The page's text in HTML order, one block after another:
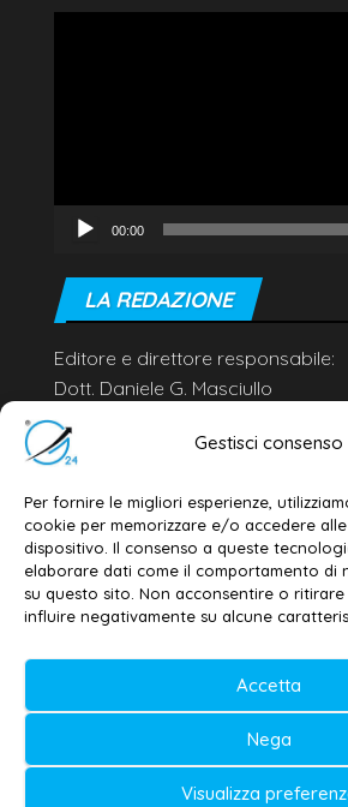
Gestisci consenso
Per fornire le migliori esperienze,
cookie per memorizzare e/o accedere
dispositivo. Il consenso a queste
elaborare dati come il comportamento di
su questo sito. Non acconsentire o
influire negativamente su alcune
Accetta
Nega
Visualizza
00:00
LA REDAZIONE
Editore e direttore responsabile:
Dott. Daniele G. Masciullo
Email:
redazione@galatina24.it
Contatti
Privacy policy–Cookie policy
© 2020-2026 |
Stampa Tribunale di
Editore e direttore
Daniele G.
Galatina24 è marchio